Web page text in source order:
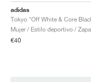
adidas
Tokyo "Off White & Core
Mujer / Estilo deportivo /
€40